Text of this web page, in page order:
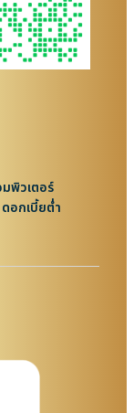
พิวเตอร์
อกเบี้ยต่ำ